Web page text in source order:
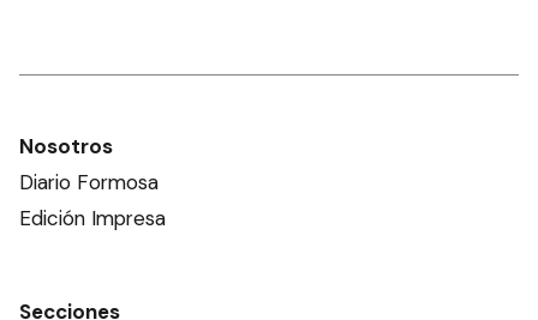
Nosotros
Diario Formosa
Edición Impresa
Secciones